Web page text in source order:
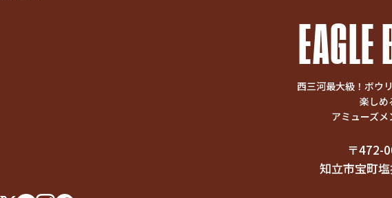
EAGLE
西三河最大級！ボウ
楽しめ
アミューズメ
〒472-
知立市宝町